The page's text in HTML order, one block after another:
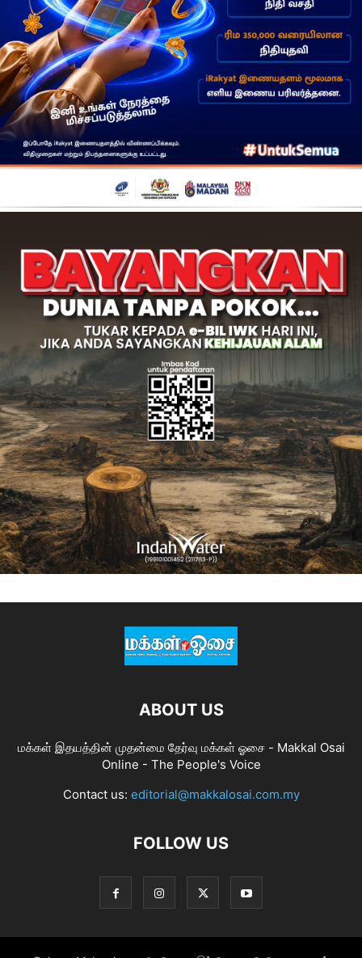
ABOUT US
மக்கள் இதயத்தின் முதன்மை தேர்வு மக்கள் ஓசை - Makkal Osai
Online - The People's Voice
Contact us: editorial@makkalosai.com.my
FOLLOW US